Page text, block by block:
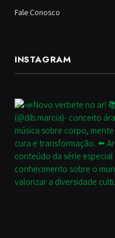
Fale Conosco
INSTAGRAM